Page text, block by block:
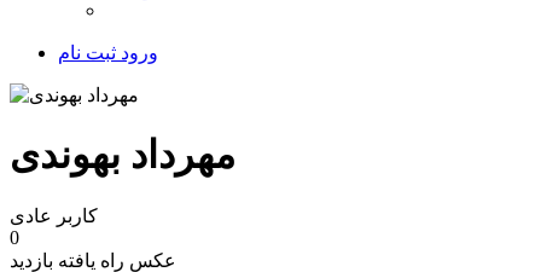
ورود ثبت نام
مهرداد بهوندی
کاربر عادی
0
عکس راه یافته بازدید